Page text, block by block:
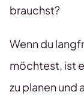
brauchst?
Wenn du
möchtest, ist
zu planen und